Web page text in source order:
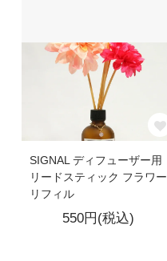
SIGNAL ディフューザー用
リードスティック フラワー
リフィル
550円(税込)